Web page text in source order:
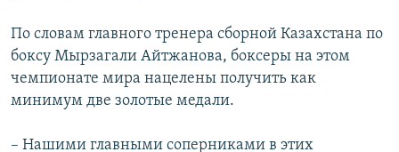
По словам главного тренера сборной Казахстана по
боксу Мырзагали Айтжанова, боксеры на этом
чемпионате мира нацелены получить как
минимум две золотые медали.
– Нашими главными соперниками в этих